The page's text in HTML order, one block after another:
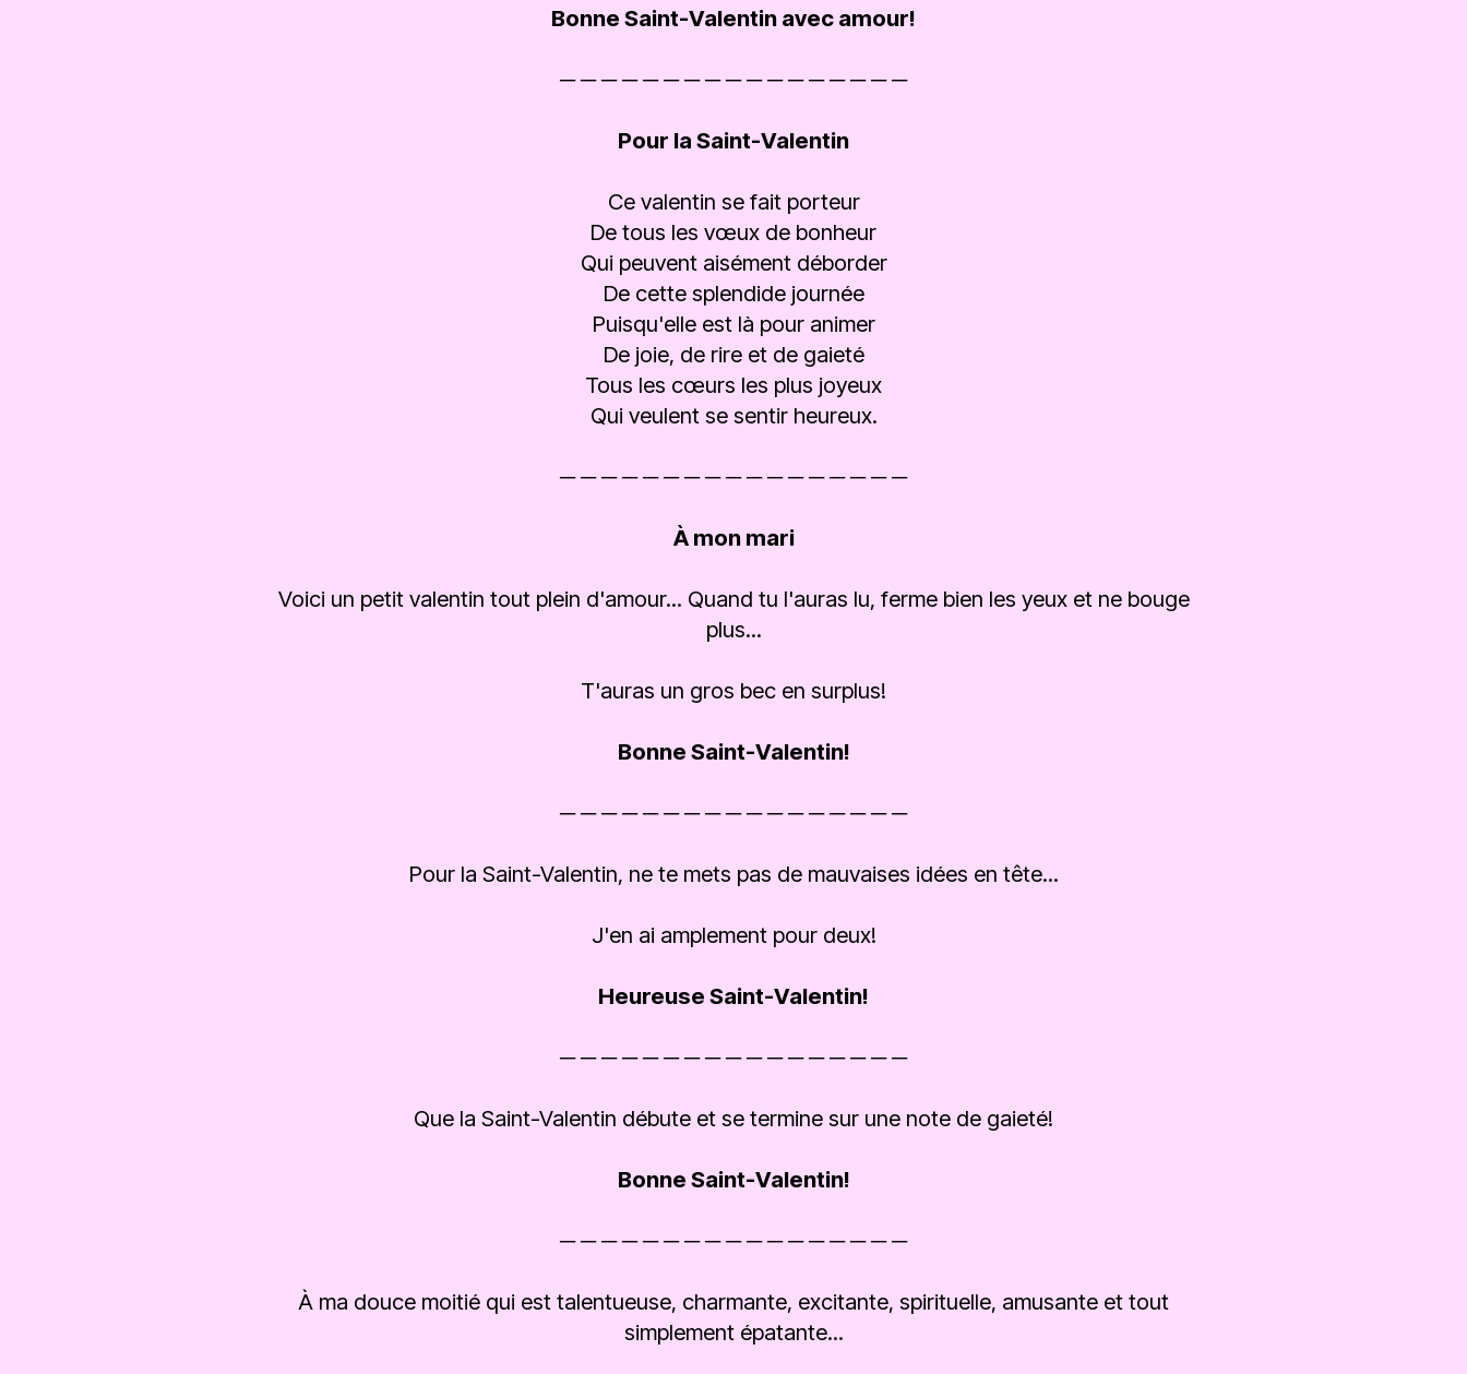
Bonne Saint-Valentin avec amour!
─ ─ ─ ─ ─ ─ ─ ─ ─ ─ ─ ─ ─ ─ ─ ─ ─
Pour la Saint-Valentin
Ce valentin se fait porteur
De tous les vœux de bonheur
Qui peuvent aisément déborder
De cette splendide journée
Puisqu'elle est là pour animer
De joie, de rire et de gaieté
Tous les cœurs les plus joyeux
Qui veulent se sentir heureux.
─ ─ ─ ─ ─ ─ ─ ─ ─ ─ ─ ─ ─ ─ ─ ─ ─
À mon mari
Voici un petit valentin tout plein d'amour... Quand tu l'auras lu, ferme bien les yeux et ne bouge
plus...
T'auras un gros bec en surplus!
Bonne Saint-Valentin!
─ ─ ─ ─ ─ ─ ─ ─ ─ ─ ─ ─ ─ ─ ─ ─ ─
Pour la Saint-Valentin, ne te mets pas de mauvaises idées en tête...
J'en ai amplement pour deux!
Heureuse Saint-Valentin!
─ ─ ─ ─ ─ ─ ─ ─ ─ ─ ─ ─ ─ ─ ─ ─ ─
Que la Saint-Valentin débute et se termine sur une note de gaieté!
Bonne Saint-Valentin!
─ ─ ─ ─ ─ ─ ─ ─ ─ ─ ─ ─ ─ ─ ─ ─ ─
À ma douce moitié qui est talentueuse, charmante, excitante, spirituelle, amusante et tout
simplement épatante...